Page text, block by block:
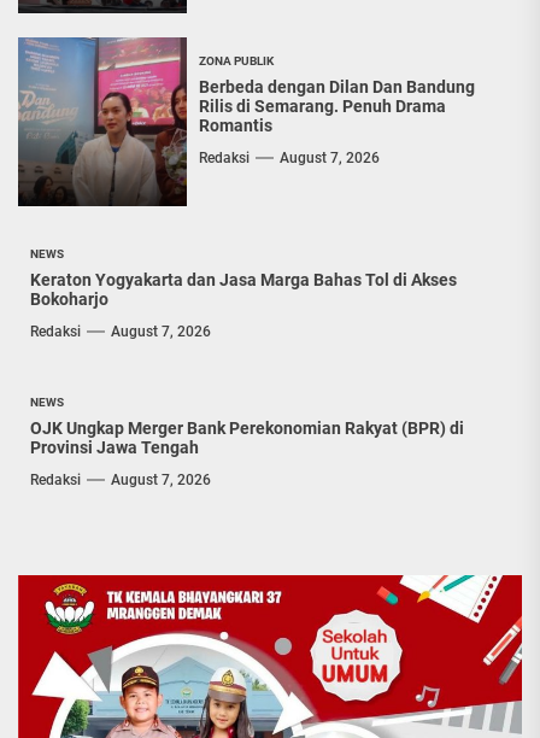
ZONA PUBLIK
Berbeda dengan Dilan Dan Bandung
Rilis di Semarang. Penuh Drama
Romantis
Redaksi August 7, 2026
NEWS
Keraton Yogyakarta dan Jasa Marga Bahas Tol di Akses
Bokoharjo
Redaksi August 7, 2026
NEWS
OJK Ungkap Merger Bank Perekonomian Rakyat (BPR) di
Provinsi Jawa Tengah
Redaksi August 7, 2026